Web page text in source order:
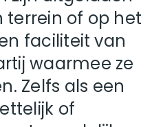
terrein of op het
faciliteit van
waarmee ze
Zelfs als een
of